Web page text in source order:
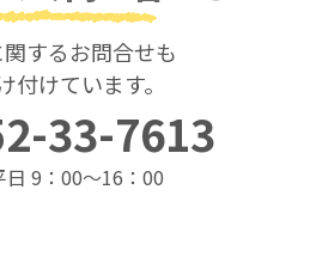
するお問合せも
付けています。
33-7613
日 9：00～16：00